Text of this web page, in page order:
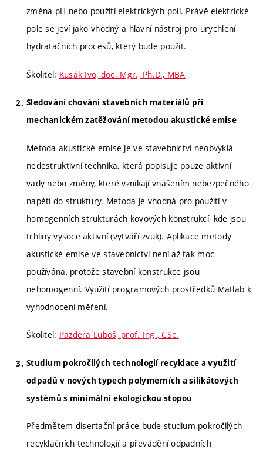
změna pH nebo použití elektrických polí. Právě elektrické
pole se jeví jako vhodný a hlavní nástroj pro urychlení
hydratačních procesů, který bude použit.
Školitel: Kusák Ivo, doc. Mgr., Ph.D., MBA
Sledování chování stavebních materiálů při
mechanickém zatěžování metodou akustické emise
Metoda akustické emise je ve stavebnictví neobvyklá
nedestruktivní technika, která popisuje pouze aktivní
vady nebo změny, které vznikají vnášením nebezpečného
napětí do struktury. Metoda je vhodná pro použití v
homogenních strukturách kovových konstrukcí, kde jsou
trhliny vysoce aktivní (vytváří zvuk). Aplikace metody
akustické emise ve stavebnictví není až tak moc
používána, protože stavební konstrukce jsou
nehomogenní. Využití programových prostředků Matlab k
vyhodnocení měření.
Školitel: Pazdera Luboš, prof. Ing., CSc.
Studium pokročilých technologií recyklace a využití
odpadů v nových typech polymerních a silikátových
systémů s minimální ekologickou stopou
Předmětem disertační práce bude studium pokročilých
recyklačních technologií a převádění odpadních